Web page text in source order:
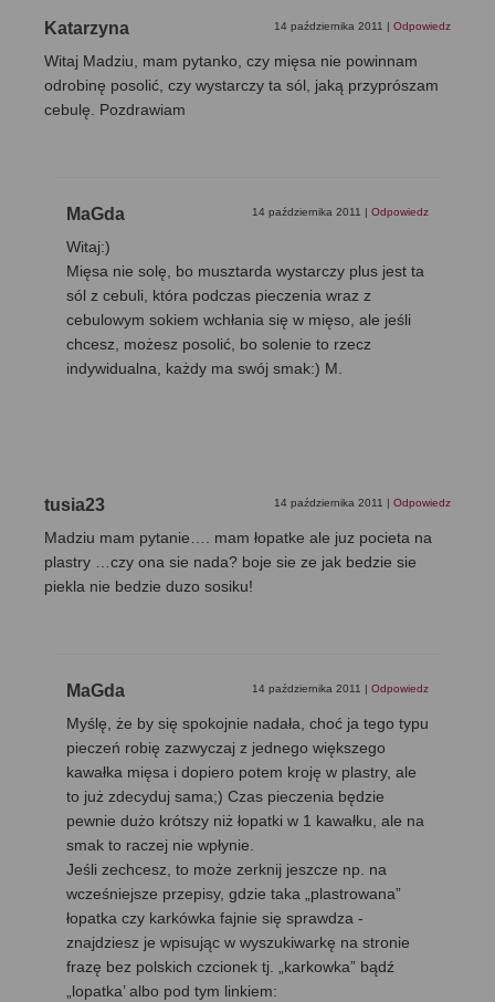
Katarzyna 14 października 2011 Odpowiedz
Witaj Madziu, mam pytanko, czy mięsa nie powinnam
odrobinę posolić, czy wystarczy ta sól, jaką przyprószam
cebulę. Pozdrawiam
MaGda 14 października 2011 Odpowiedz
Witaj:)
Mięsa nie solę, bo musztarda wystarczy plus jest ta
sól z cebuli, która podczas pieczenia wraz z
cebulowym sokiem wchłania się w mięso, ale jeśli
chcesz, możesz posolić, bo solenie to rzecz
indywidualna, każdy ma swój smak:) M.
tusia23 14 października 2011 Odpowiedz
Madziu mam pytanie…. mam łopatke ale juz pocieta na
plastry …czy ona sie nada? boje sie ze jak bedzie sie
piekla nie bedzie duzo sosiku!
MaGda 14 października 2011 Odpowiedz
Myślę, że by się spokojnie nadała, choć ja tego typu
pieczeń robię zazwyczaj z jednego większego
kawałka mięsa i dopiero potem kroję w plastry, ale
to już zdecyduj sama;) Czas pieczenia będzie
pewnie dużo krótszy niż łopatki w 1 kawałku, ale na
smak to raczej nie wpłynie.
Jeśli zechcesz, to może zerknij jeszcze np. na
wcześniejsze przepisy, gdzie taka „plastrowana”
łopatka czy karkówka fajnie się sprawdza -
znajdziesz je wpisując w wyszukiwarkę na stronie
frazę bez polskich czcionek tj. „karkowka” bądź
„lopatka’ albo pod tym linkiem: